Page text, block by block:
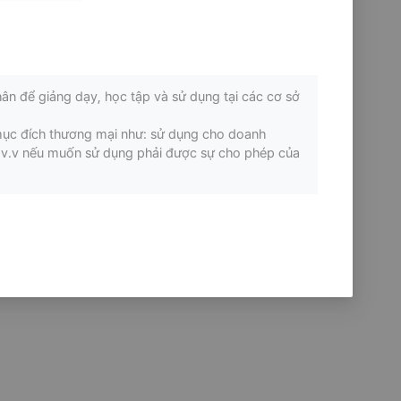
để giảng dạy, học tập và sử dụng tại các cơ sở
đích thương mại như: sử dụng cho doanh
nếu muốn sử dụng phải được sự cho phép của